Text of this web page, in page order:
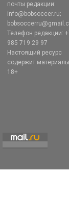
почты редакции:
info@bobsoccer.ru;
Телефон редакции:
985 719 29 97
Настоящий ресурс
содержит
18+